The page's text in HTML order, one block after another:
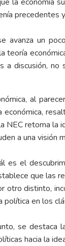
precedentes
avanza un
teoría
a discusión,
al
económica,
NEC retoma la
a una visión
es el
que las
otro distinto,
política en los
se destaca
hacia la